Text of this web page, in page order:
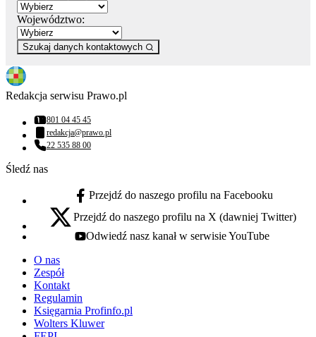
Województwo:
Szukaj danych kontaktowych
Redakcja serwisu Prawo.pl
Numer telefonu:
801 04 45 45
Adres email:
redakcja@prawo.pl
Numer telefonu:
22 535 88 00
Śledź nas
facebook - otwiera się w nowej karcie
Przejdź do naszego profilu na Facebooku
x - otwiera się w nowej karcie
Przejdź do naszego profilu na X (dawniej Twitter)
youtube - otwiera się w nowej karcie
Odwiedź nasz kanał w serwisie YouTube
O nas
Zespół
Kontakt
Regulamin
Księgarnia Profinfo.pl
Wolters Kluwer